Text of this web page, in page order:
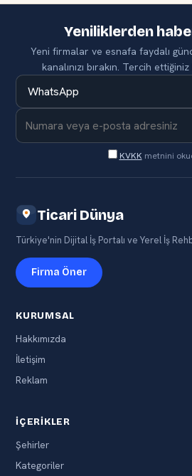
Yeniliklerden
Yeni firmalar ve esnafa faydalı
kanalınızı bırakın. Tercih
KVKK metnini
Ticari Dünya
Türkiye'nin Dijital İş Portalı ve Yerel İş
Firma Öner
KURUMSAL
Hakkımızda
İletişim
Reklam
İÇERIKLER
Şehirler
Kategoriler